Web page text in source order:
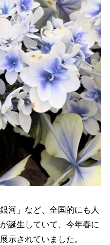
河」など、全国的にも人
誕生していて、今年春に
示されていました。